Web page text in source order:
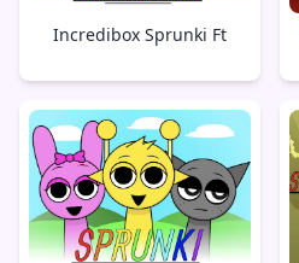
Incredibox Sprunki Ft